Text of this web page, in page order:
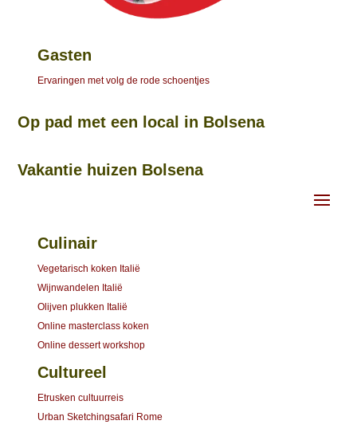
Gasten
Ervaringen met volg de rode schoentjes
Op pad met een local in Bolsena
Vakantie huizen Bolsena
Culinair
Vegetarisch koken Italië
Wijnwandelen Italië
Olijven plukken Italië
Online masterclass koken
Online dessert workshop
Cultureel
Etrusken cultuurreis
Urban Sketchingsafari Rome